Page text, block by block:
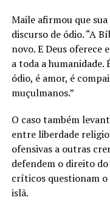
Maile afirmou que
discurso de ódio. “A
novo. E Deus oferece
a toda a humanidade.
ódio, é amor, é
muçulmanos.”
O caso também
entre liberdade
ofensivas a outras
defendem o direito
críticos questionam o
islã.